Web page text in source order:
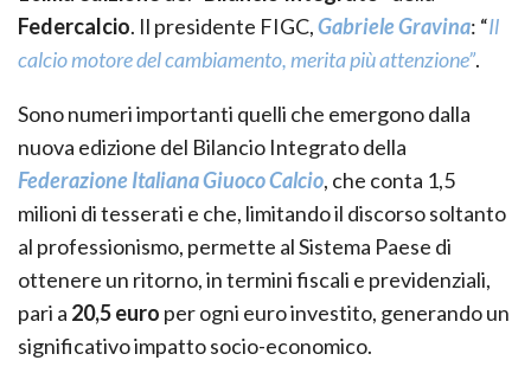
Federcalcio. Il presidente FIGC,Gabriele Gravina: “Il
calcio motore del cambiamento, merita più attenzione”.
Sono numeri importanti quelli che emergono dalla
nuova edizione del Bilancio Integrato della
Federazione Italiana Giuoco Calcio, che conta 1,5
milioni di tesserati e che, limitando il discorso soltanto
al professionismo, permette al Sistema Paese di
ottenere un ritorno, in termini fiscali e previdenziali,
pari a 20,5 euro per ogni euro investito, generando un
significativo impatto socio-economico.